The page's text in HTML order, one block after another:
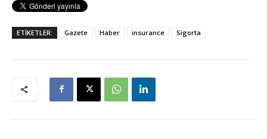
ETİKETLER: Gazete Haber insurance Sigorta